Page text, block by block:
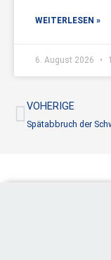
WEITERLESEN »
6. August 2026
Zurück
VOHERIGE